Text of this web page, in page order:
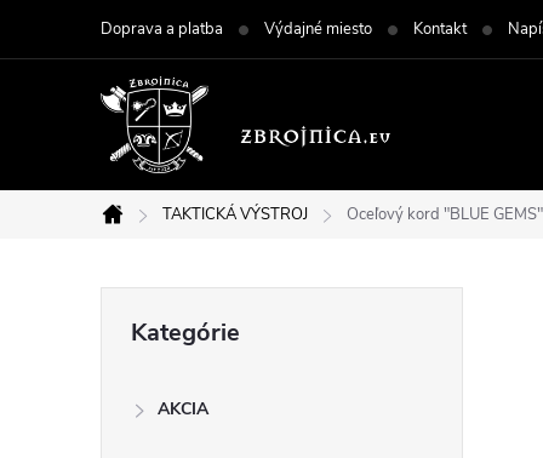
Doprava a platba Výdajné miesto Kontakt
Domov
TAKTICKÁ VÝSTROJ Oceľový kord "BLUE
kategórie
Kategórie
AKCIA